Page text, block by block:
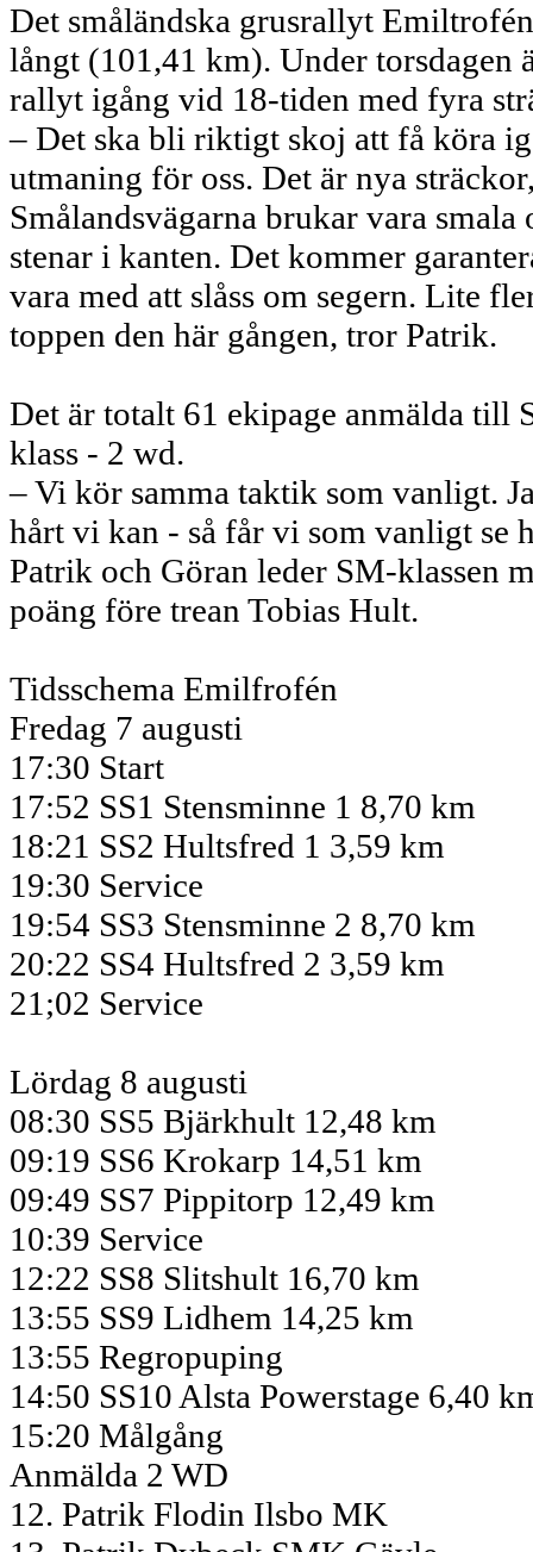
Det småländska grusrallyt
långt (101,41 km). Under torsdagen
rallyt igång vid 18-tiden med fyra
– Det ska bli riktigt skoj att få köra
utmaning för oss. Det är nya
Smålandsvägarna brukar vara
stenar i kanten. Det kommer
vara med att slåss om segern. Lite
toppen den här gången, tror Patrik.
Det är totalt 61 ekipage anmälda till
klass - 2 wd.
– Vi kör samma taktik som vanligt.
hårt vi kan - så får vi som vanligt se
Patrik och Göran leder SM-klassen
poäng före trean Tobias Hult.
Tidsschema Emilfrofén
Fredag 7 augusti
17:30 Start
17:52 SS1 Stensminne 1 8,70 km
18:21 SS2 Hultsfred 1 3,59 km
19:30 Service
19:54 SS3 Stensminne 2 8,70 km
20:22 SS4 Hultsfred 2 3,59 km
21;02 Service
Lördag 8 augusti
08:30 SS5 Bjärkhult 12,48 km
09:19 SS6 Krokarp 14,51 km
09:49 SS7 Pippitorp 12,49 km
10:39 Service
12:22 SS8 Slitshult 16,70 km
13:55 SS9 Lidhem 14,25 km
13:55 Regropuping
14:50 SS10 Alsta Powerstage 6,40
15:20 Målgång
Anmälda 2 WD
12. Patrik Flodin Ilsbo MK